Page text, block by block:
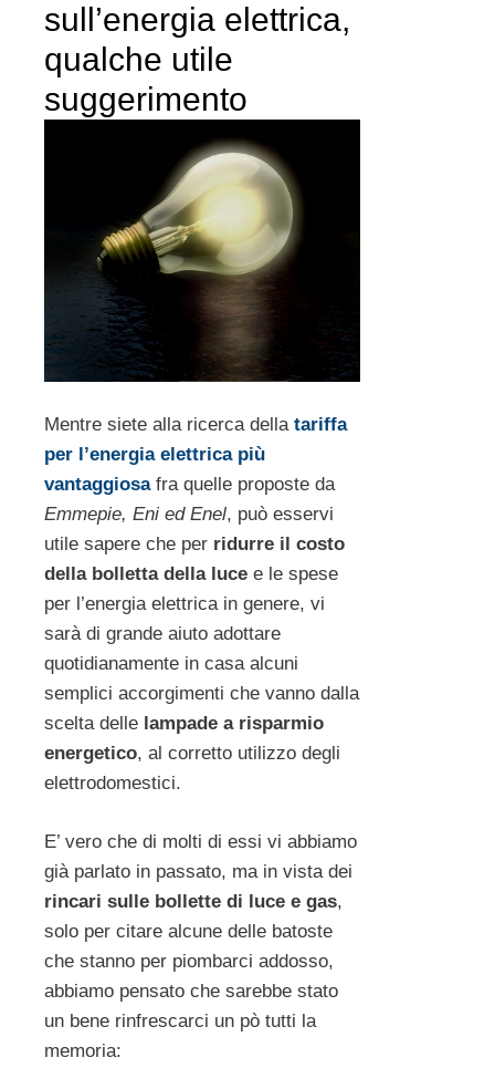
sull’energia elettrica,
qualche utile
suggerimento
Mentre siete alla ricerca della tariffa
per l’energia elettrica più
vantaggiosa fra quelle proposte da
Emmepie, Eni ed Enel, può esservi
utile sapere che per ridurre il costo
della bolletta della luce e le spese
per l’energia elettrica in genere, vi
sarà di grande aiuto adottare
quotidianamente in casa alcuni
semplici accorgimenti che vanno dalla
scelta delle lampade a risparmio
energetico, al corretto utilizzo degli
elettrodomestici.
E’ vero che di molti di essi vi abbiamo
già parlato in passato, ma in vista dei
rincari sulle bollette di luce e gas,
solo per citare alcune delle batoste
che stanno per piombarci addosso,
abbiamo pensato che sarebbe stato
un bene rinfrescarci un pò tutti la
memoria: